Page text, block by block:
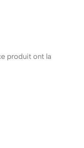
produit ont la